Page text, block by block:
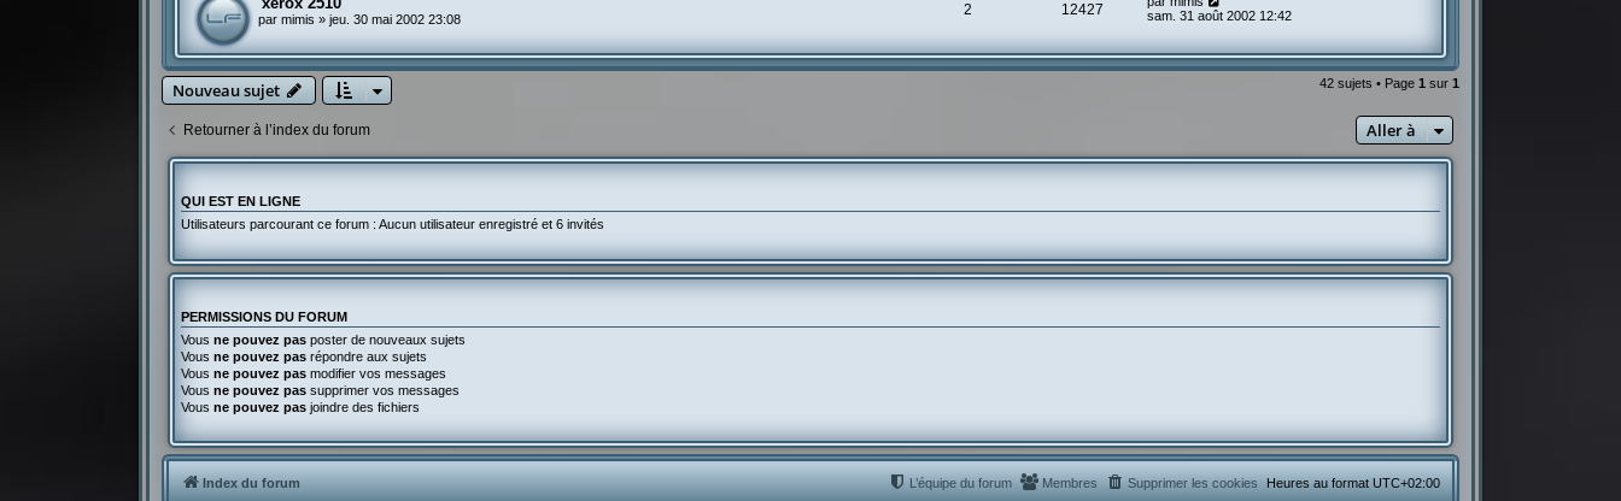
parmimis »jeu. 30 mai 2002 23:08
2 12427
sam. 31 août 2002 12:42
Nouveau sujet 42 sujets • Page 1sur 1
Retourner à l’index du forum Aller à
QUI EST EN LIGNE
Utilisateurs parcourant ce forum : Aucun utilisateur enregistré et 6 invités
PERMISSIONS DU FORUM
Vousne pouvez pas poster de nouveaux sujets
Vousne pouvez pas répondre aux sujets
Vousne pouvez pas modifier vos messages
Vousne pouvez pas supprimer vos messages
Vousne pouvez pas joindre des fichiers
Index du forum Heures au format UTC+02:00
Supprimer les cookies
Membres
L’équipe du forum